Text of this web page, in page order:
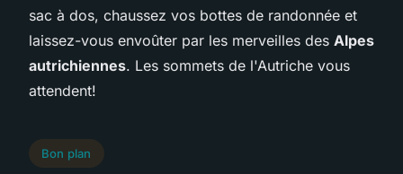
sac à dos, chaussez vos bottes de randonnée et
laissez-vous envoûter par les merveilles des Alpes
autrichiennes. Les sommets de l'Autriche vous
attendent!
Bon plan